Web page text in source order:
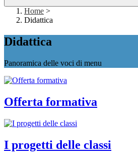
Home >
Didattica
Didattica
Panoramica delle voci di menu
Offerta formativa
I progetti delle classi